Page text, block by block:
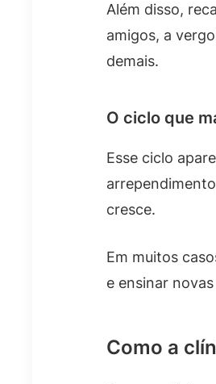
Além disso,
amigos, a
demais.
O ciclo que
Esse ciclo
cresce.
Em muitos
e ensinar
Como a